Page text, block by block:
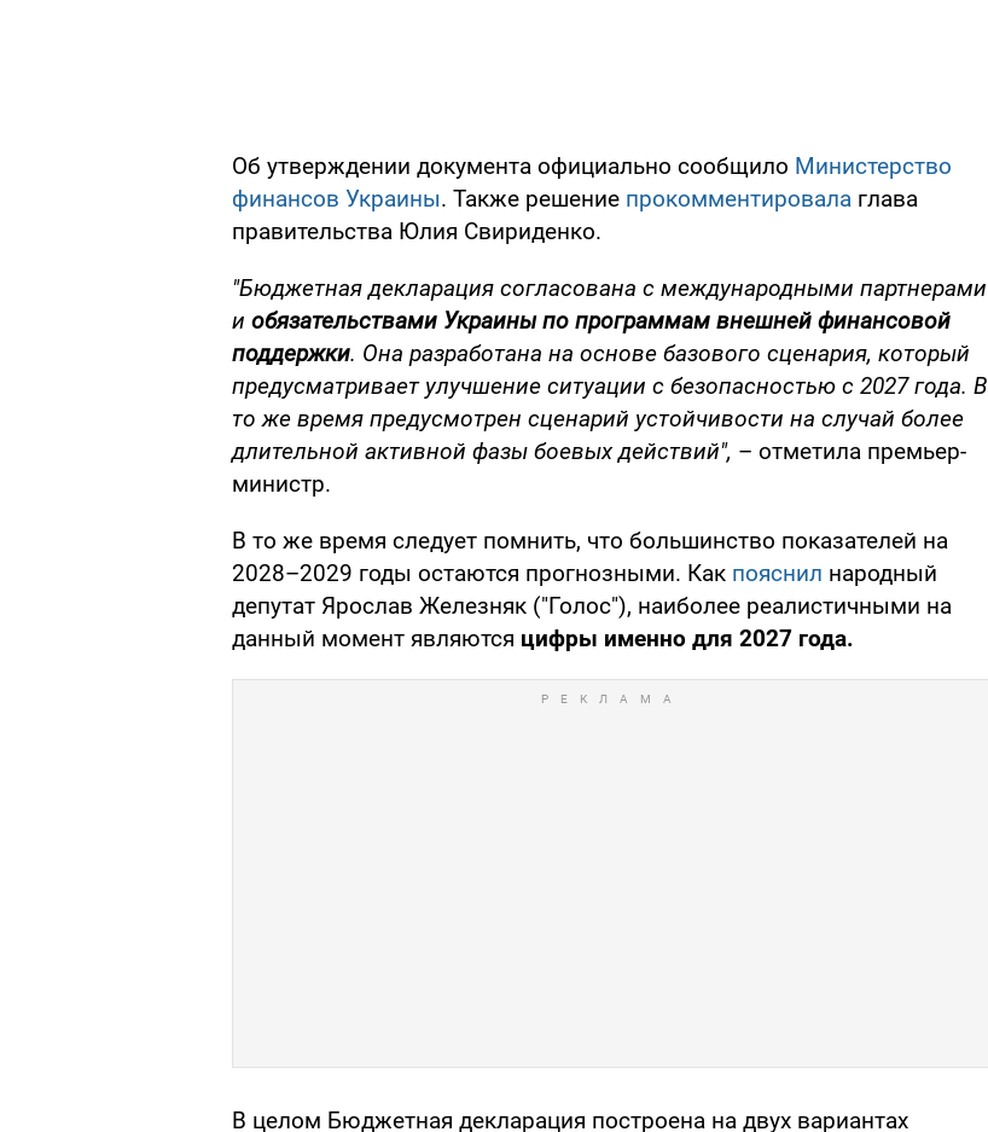
Об утверждении документа официально сообщило Министерство
финансов Украины. Также решение прокомментировала глава
правительства Юлия Свириденко.
"Бюджетная декларация согласована с международными партнерами
и обязательствами Украины по программам внешней финансовой
поддержки. Она разработана на основе базового сценария, который
предусматривает улучшение ситуации с безопасностью с 2027 года. В
то же время предусмотрен сценарий устойчивости на случай более
длительной активной фазы боевых действий", – отметила премьер-
министр.
В то же время следует помнить, что большинство показателей на
2028–2029 годы остаются прогнозными. Как пояснил народный
депутат Ярослав Железняк ("Голос"), наиболее реалистичными на
данный момент являются цифры именно для 2027 года.
В целом Бюджетная декларация построена на двух вариантах